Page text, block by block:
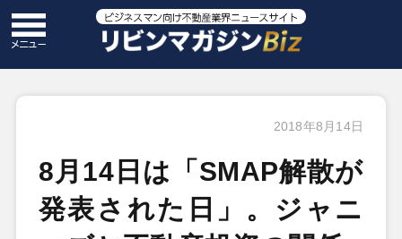
2018年8月14日
8月14日は「SMAP解散が
発表された日」。ジャニ